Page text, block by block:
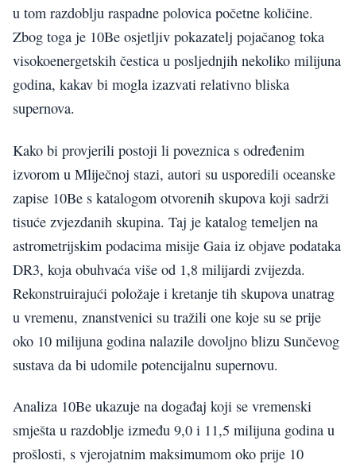
u tom razdoblju raspadne polovica početne količine.
Zbog toga je 10Be osjetljiv pokazatelj pojačanog toka
visokoenergetskih čestica u posljednjih nekoliko milijuna
godina, kakav bi mogla izazvati relativno bliska
supernova.
Kako bi provjerili postoji li poveznica s određenim
izvorom u Mliječnoj stazi, autori su usporedili oceanske
zapise 10Be s katalogom otvorenih skupova koji sadrži
tisuće zvjezdanih skupina. Taj je katalog temeljen na
astrometrijskim podacima misije Gaia iz objave podataka
DR3, koja obuhvaća više od 1,8 milijardi zvijezda.
Rekonstruirajući položaje i kretanje tih skupova unatrag
u vremenu, znanstvenici su tražili one koje su se prije
oko 10 milijuna godina nalazile dovoljno blizu Sunčevog
sustava da bi udomile potencijalnu supernovu.
Analiza 10Be ukazuje na događaj koji se vremenski
smješta u razdoblje između 9,0 i 11,5 milijuna godina u
prošlosti, s vjerojatnim maksimumom oko prije 10